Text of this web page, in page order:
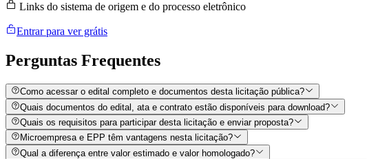
Links do sistema de origem e do processo eletrônico
Entrar para ver grátis
Perguntas Frequentes
Como acessar o edital completo e documentos desta licitação pública?
Quais documentos do edital, ata e contrato estão disponíveis para download?
Quais os requisitos para participar desta licitação e enviar proposta?
Microempresa e EPP têm vantagens nesta licitação?
Qual a diferença entre valor estimado e valor homologado?